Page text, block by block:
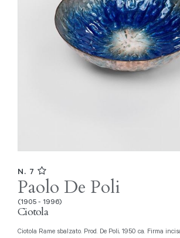
N. 7
Paolo De Poli
(1905 - 1996)
Ciotola
Ciotola Rame sbalzato. Prod. De Poli, 1950 ca. Firma incisa sotto la base., h cm